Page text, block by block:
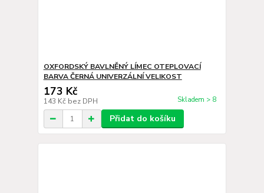
OXFORDSKÝ BAVLNĚNÝ LÍMEC OTEPLOVACÍ
BARVA ČERNÁ UNIVERZÁLNÍ VELIKOST
173 Kč
143 Kč bez DPH Skladem > 8
Přidat do košíku